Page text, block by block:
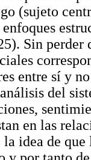
(sujeto
Sin perder
entre sí y
del
en las
la idea de